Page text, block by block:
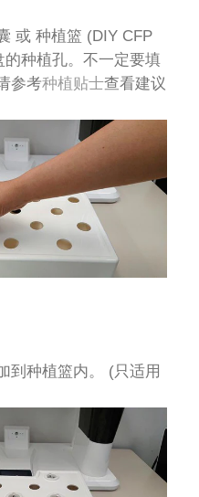
或 种植篮 (DIY CFP
的种植孔。不一定要填
参考种植贴士​查看建议
到种植篮内。 (只适用